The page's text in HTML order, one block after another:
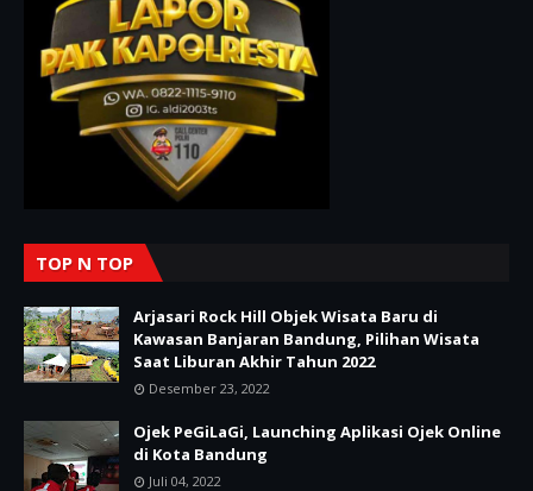
TOP N TOP
Arjasari Rock Hill Objek Wisata Baru di
Kawasan Banjaran Bandung, Pilihan Wisata
Saat Liburan Akhir Tahun 2022
Desember 23, 2022
Ojek PeGiLaGi, Launching Aplikasi Ojek Online
di Kota Bandung
Juli 04, 2022